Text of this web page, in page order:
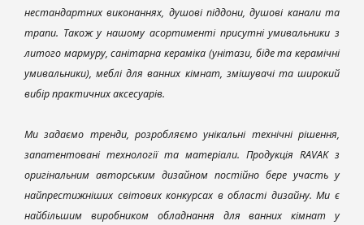
нестандартних виконаннях, душові піддони, душові канали та
трапи. Також у нашому асортименті присутні умивальники з
литого мармуру, санітарна кераміка (унітази, біде та керамічні
умивальники), меблі для ванних кімнат, змішувачі та широкий
вибір практичних аксесуарів.
Ми задаємо тренди, розробляємо унікальні технічні рішення,
запатентовані технології та матеріали. Продукція RAVAK з
оригінальним авторським дизайном постійно бере участь у
найпрестижніших світових конкурсах в області дизайну. Ми є
найбільшим виробником обладнання для ванних кімнат у